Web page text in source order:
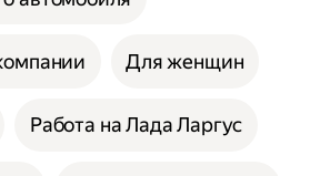
Для женщин
Работа на Лада Ларгус